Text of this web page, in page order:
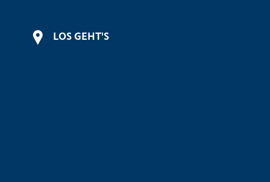
LOS GEHT'S